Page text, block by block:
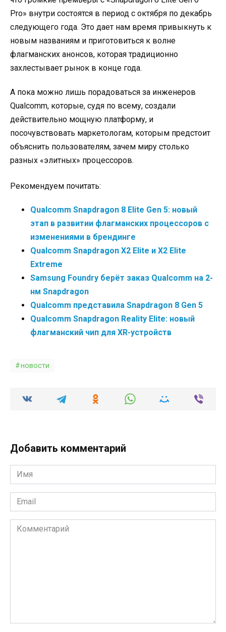
Pro» внутри состоятся в период с октября по декабрь
следующего года. Это дает нам время привыкнуть к
новым названиям и приготовиться к волне
флагманских анонсов, которая традиционно
захлестывает рынок в конце года.
А пока можно лишь порадоваться за инженеров
Qualcomm, которые, судя по всему, создали
действительно мощную платформу, и
посочувствовать маркетологам, которым предстоит
объяснить пользователям, зачем миру столько
разных «элитных» процессоров.
Рекомендуем почитать:
Qualcomm Snapdragon 8 Elite Gen 5: новый
этап в развитии флагманских процессоров с
изменениями в брендинге
Qualcomm Snapdragon X2 Elite и X2 Elite
Extreme
Samsung Foundry берёт заказ Qualcomm на 2-
нм Snapdragon
Qualcomm представила Snapdragon 8 Gen 5
Qualcomm Snapdragon Reality Elite: новый
флагманский чип для XR-устройств
новости
Добавить комментарий
Имя
*
Email
*
Комментарий